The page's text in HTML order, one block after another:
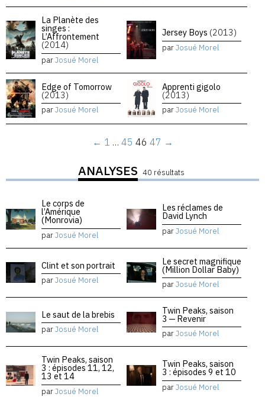
La Planète des
singes :
L’Affrontement
(2014)
parJosué Morel
Jersey Boys (2013)
parJosué Morel
Edge of Tomorrow
(2013)
parJosué Morel
Apprenti gigolo
(2013)
parJosué Morel
← 1 … 45 46 47 →
ANALYSES 40 résultats
Le corps de
l’Amérique
(Monrovia)
parJosué Morel
Les réclames de
David Lynch
parJosué Morel
Clint et son portrait
parJosué Morel
Le secret magnifique
(Million Dollar Baby)
parJosué Morel
Le saut de la brebis
parJosué Morel
Twin Peaks, saison
3 — Revenir
parJosué Morel
Twin Peaks, saison
3 : épisodes 11, 12,
13 et 14
parJosué Morel
Twin Peaks, saison
3 : épisodes 9 et 10
parJosué Morel